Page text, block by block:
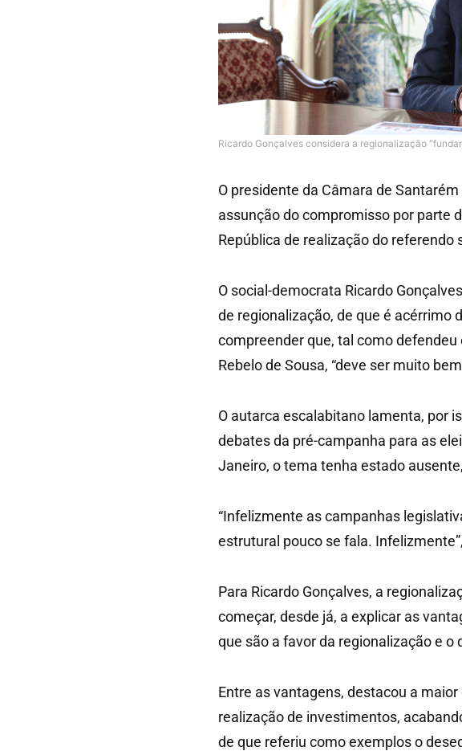
Ricardo Gonçalves considera a regionalização
O presidente da Câmara de
assunção do compromisso por parte
República de realização do referendo
O social-democrata Ricardo
de regionalização, de que é acérrimo
compreender que, tal como
Rebelo de Sousa, “deve ser muito
O autarca escalabitano lamenta, por
debates da pré-campanha para as
Janeiro, o tema tenha estado
“Infelizmente as campanhas
estrutural pouco se fala.
Para Ricardo Gonçalves, a
começar, desde já, a explicar as
que são a favor da regionalização e o
Entre as vantagens, destacou a
realização de investimentos,
de que referiu como exemplos o